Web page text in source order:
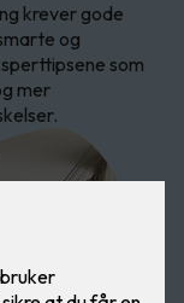
krever gode
og
som
mer